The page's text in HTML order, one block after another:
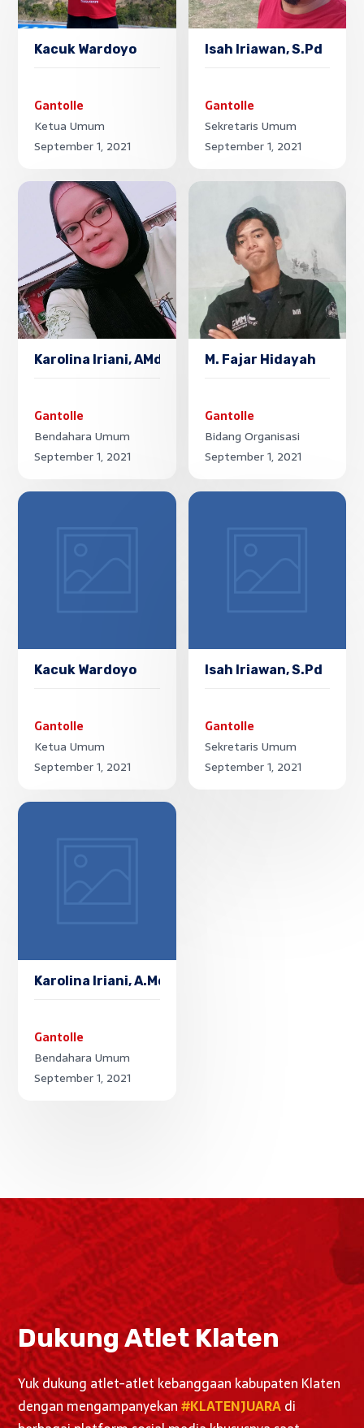
Kacuk Wardoyo
Gantolle
Ketua Umum
September 1, 2021
Isah Iriawan, S.Pd
Gantolle
Sekretaris Umum
September 1, 2021
Karolina Iriani, AMd.Keb
Gantolle
Bendahara Umum
September 1, 2021
M. Fajar Hidayah
Gantolle
Bidang Organisasi
September 1, 2021
Kacuk Wardoyo
Gantolle
Ketua Umum
September 1, 2021
Isah Iriawan, S.Pd
Gantolle
Sekretaris Umum
September 1, 2021
Karolina Iriani, A.Md.Keb
Gantolle
Bendahara Umum
September 1, 2021
Dukung Atlet Klaten
Yuk dukung atlet-atlet kebanggaan kabupaten Klaten
dengan mengampanyekan#KLATENJUARAdi